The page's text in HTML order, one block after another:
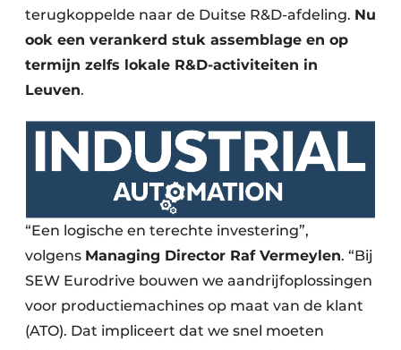
terugkoppelde naar de Duitse R&D-afdeling. Nu
ook een verankerd stuk assemblage en op
termijn zelfs lokale R&D-activiteiten in
Leuven.
“Een logische en terechte investering”,
volgens Managing Director Raf Vermeylen. “Bij
SEW Eurodrive bouwen we aandrijfoplossingen
voor productiemachines op maat van de klant
(ATO). Dat impliceert dat we snel moeten